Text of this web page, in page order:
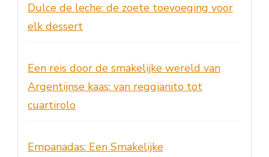
Dulce de leche: de zoete toevoeging voor
elk dessert
Een reis door de smakelijke wereld van
Argentijnse kaas: van reggianito tot
cuartirolo
Empanadas: Een Smakelijke